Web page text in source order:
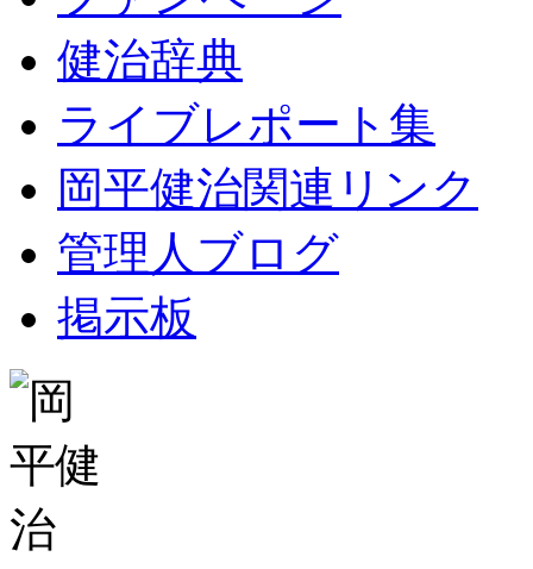
健治辞典
ライブレポート集
岡平健治関連リンク
管理人ブログ
掲示板